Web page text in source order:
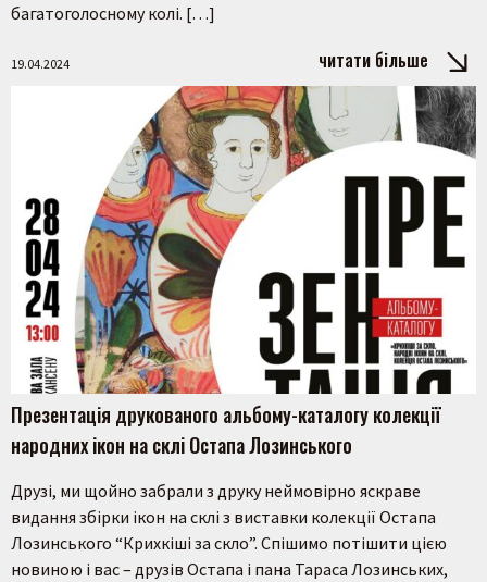
багатоголосному колі. […]
19.04.2024 читати більше
Презентація друкованого альбому-каталогу колекції
народних ікон на склі Остапа Лозинського
Друзі, ми щойно забрали з друку неймовірно яскраве
видання збірки ікон на склі з виставки колекції Остапа
Лозинського “Крихкіші за скло”. Спішимо потішити цією
новиною і вас – друзів Остапа і пана Тараса Лозинських,